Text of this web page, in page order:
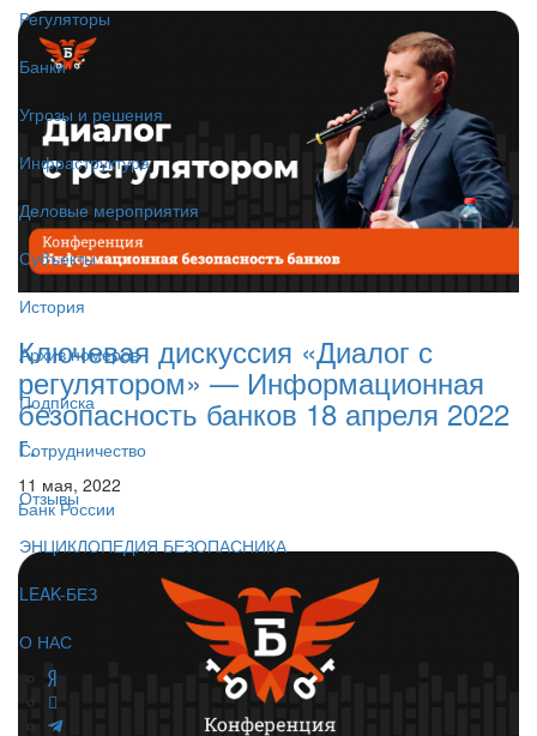
Регуляторы
Банки
Угрозы и решения
Инфраструктура
Деловые мероприятия
Субъекты
История
Архив номеров
Подписка
Сотрудничество
Отзывы
ЭНЦИКЛОПЕДИЯ БЕЗОПАСНИКА
LEAK-БЕЗ
О НАС
Ключевая дискуссия «Диалог с
регулятором» — Информационная
безопасность банков 18 апреля 2022
г.
11 мая, 2022
Банк России